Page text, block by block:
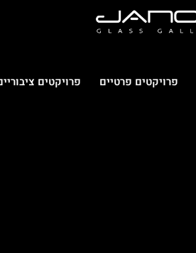
פרויקטים פרטיים פרויקטים